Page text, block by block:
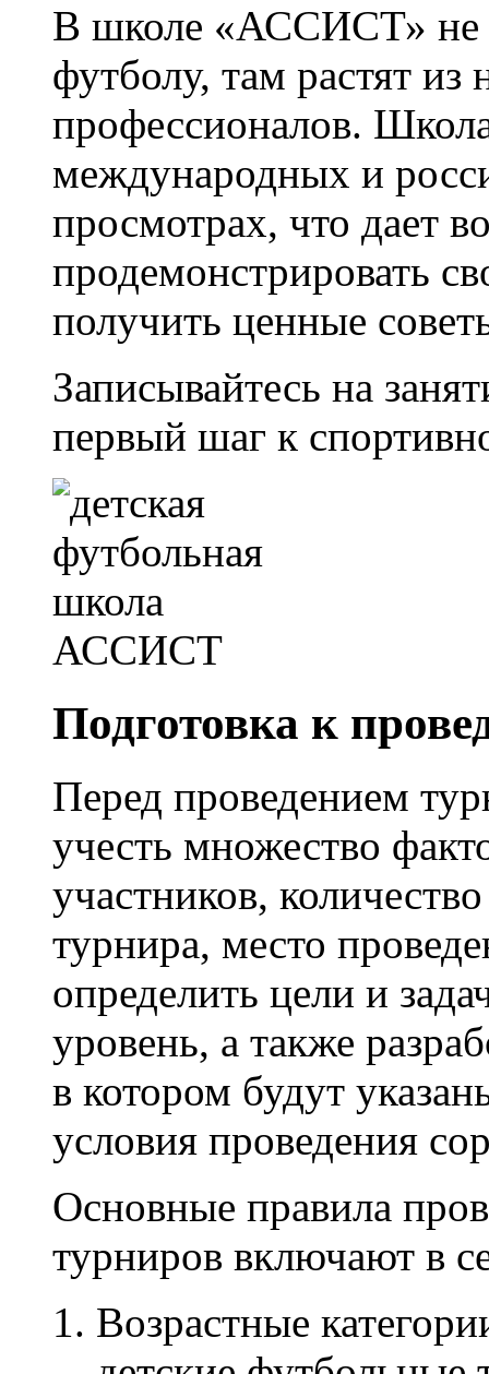
В школе «АССИСТ» не
футболу, там растят
профессионалов.
международных и
просмотрах, что дает
продемонстрировать
получить ценные
Записывайтесь на
первый шаг к
Подготовка к
Перед проведением
учесть множество
участников,
турнира, место
определить цели и
уровень, а также
в котором будут
условия проведения
Основные правила
турниров включают в
Возрастные